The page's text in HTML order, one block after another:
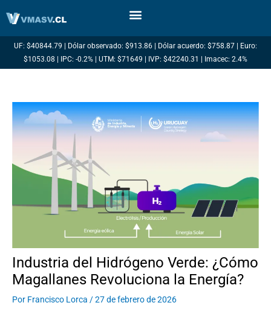
UF: $40844.79 | Dólar observado: $913.86 | Dólar acuerdo: $758.87 | Euro:
$1053.08 | IPC: -0.2% | UTM: $71649 | IVP: $42240.31 | Imacec: 2.4%
Industria del Hidrógeno Verde: ¿Cómo
Magallanes Revoluciona la Energía?
Por Francisco Lorca /27 de febrero de 2026